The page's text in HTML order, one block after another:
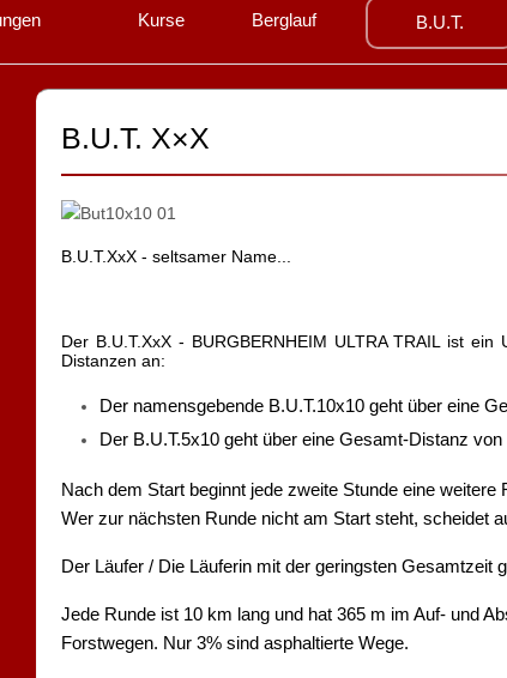
Kurse Berglauf B.U.T.
B.U.T. X×X
B.U.T.XxX - seltsamer Name...
Der B.U.T.XxX - BURGBERNHEIM ULTRA TRAIL ist
Distanzen an:
Der namensgebende B.U.T.10x10 geht über eine
Der B.U.T.5x10 geht über eine Gesamt-Distanz
Nach dem Start beginnt jede zweite Stunde eine
Wer zur nächsten Runde nicht am Start steht, scheidet
Der Läufer / Die Läuferin mit der geringsten Gesamtzeit
Jede Runde ist 10 km lang und hat 365 m im Auf- und
Forstwegen. Nur 3% sind asphaltierte Wege.